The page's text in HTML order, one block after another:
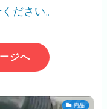
ださい。
ジへ
商品